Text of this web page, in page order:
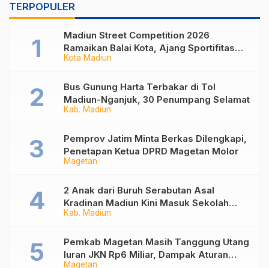
TERPOPULER
Kota Madiun
Madiun Street Competition 2026
Ramaikan Balai Kota, Ajang Sportifitas
Anak Muda dari Basket 3×3 hingga Mural
Kab. Madiun
Bus Gunung Harta Terbakar di Tol
Madiun-Nganjuk, 30 Penumpang Selamat
Magetan
Pemprov Jatim Minta Berkas Dilengkapi,
Penetapan Ketua DPRD Magetan Molor
Kab. Madiun
2 Anak dari Buruh Serabutan Asal
Kradinan Madiun Kini Masuk Sekolah
Rakyat
Magetan
Pemkab Magetan Masih Tanggung Utang
Iuran JKN Rp6 Miliar, Dampak Aturan